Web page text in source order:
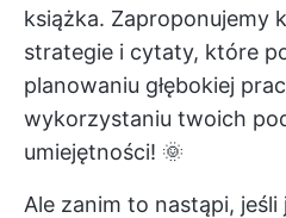
książka. Zaproponujemy
strategie i cytaty, które
planowaniu głębokiej
wykorzystaniu twoich
umiejętności! 🌞
Ale zanim to nastąpi,